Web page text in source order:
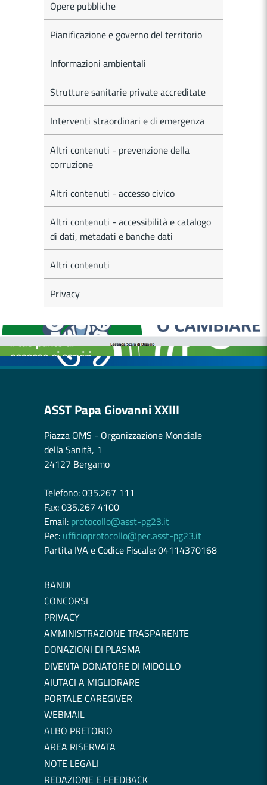
Opere pubbliche
Pianificazione e governo del territorio
Informazioni ambientali
Strutture sanitarie private accreditate
Interventi straordinari e di emergenza
Altri contenuti - prevenzione della
corruzione
Altri contenuti - accesso civico
Altri contenuti - accessibilità e catalogo
di dati, metadati e banche dati
Altri contenuti
Privacy
MEDICI E PEDIATRI DI FAMIGLIA
BOLLETTINI DISAGIO DA CALORE
CASE DI COMUNITÀ
OSPEDALE DI COMUNITÀ
ASST Papa Giovanni XXIII
Piazza OMS - Organizzazione Mondiale
della Sanità, 1
24127 Bergamo
Telefono: 035.267 111
Fax: 035.267 4100
Email: protocollo@asst-pg23.it
Pec: ufficioprotocollo@pec.asst-pg23.it
Partita IVA e Codice Fiscale: 04114370168
BANDI
CONCORSI
PRIVACY
AMMINISTRAZIONE TRASPARENTE
DONAZIONI DI PLASMA
DIVENTA DONATORE DI MIDOLLO
AIUTACI A MIGLIORARE
PORTALE CAREGIVER
WEBMAIL
ALBO PRETORIO
AREA RISERVATA
NOTE LEGALI
REDAZIONE E FEEDBACK